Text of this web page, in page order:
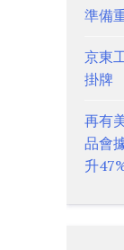
準備
京東
掛牌
再有
品會
升